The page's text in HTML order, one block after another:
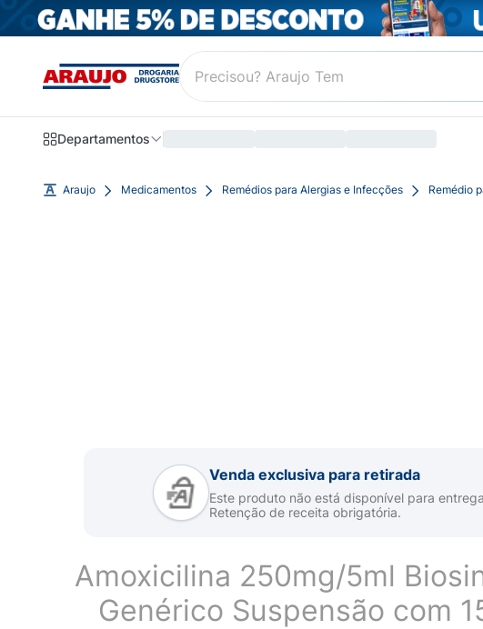
Departamentos
Araujo Medicamentos Remédios para Alergias e Infecções Remédio
Venda exclusiva para retirada
Este produto não está disponível para
Retenção de receita obrigatória.
Amoxicilina 250mg/5ml
Genérico Suspensão com